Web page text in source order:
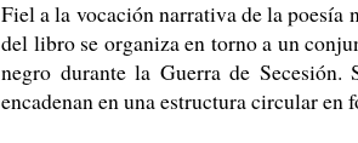
Fiel a la vocación narrativa de la poesía
del libro se organiza en torno a un
negro durante la Guerra de
encadenan en una estructura circular en